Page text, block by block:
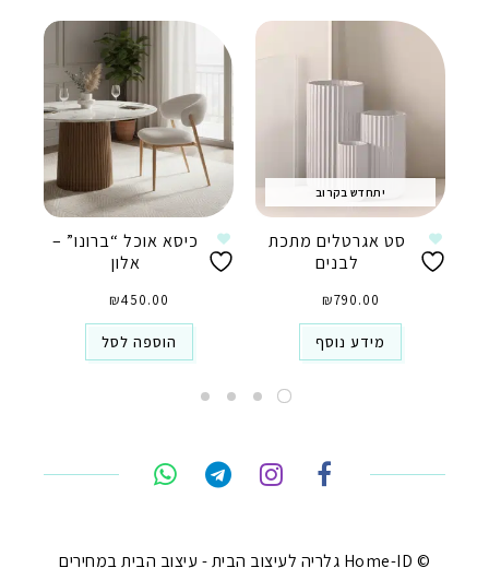
יתחדש בקרוב
סט אגרטלים מתכת
לבנים
₪790.00
מידע נוסף
כיסא אוכל “ברונו” –
אלון
₪450.00
הוספה לסל
© Home-ID גלריה לעיצוב הבית - עיצוב הבית במחירים